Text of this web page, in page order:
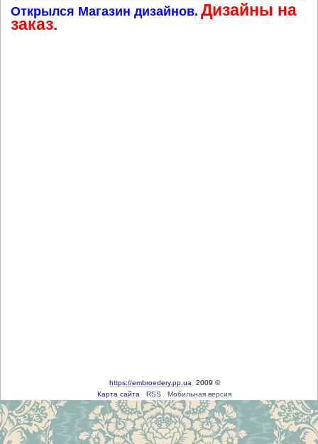
Открылся Магазин дизайнов. Дизайны на
заказ.
https://embroedery.pp.ua 2009 ©
Карта сайта
RSS Мобильная версия